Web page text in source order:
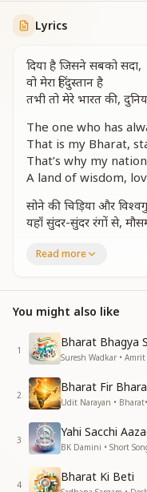
Lyrics
दिया है जिसने सबको सदा,
वो मेरा हिंदुस्तान है
तभी तो मेरे भारत की,
The one who has
That is my Bharat,
That’s why my
A land of wisdom,
सोने की चिड़िया और
यहाँ सुंदर-सुंदर रंगों से,
Known as the
चेहरे पर सबके दिखती, एक
तभी तो मेरे भारत की,
Every face here
With love and joy,
That’s why my
A land of wisdom,
हर मजहब है मेरे भारत में,
यहाँ मात-पिता को दिल
Read more
You might also like
1
Bharat Bhagya
Suresh Wadkar •
2
Bharat Fir
Udit Narayan • Bharat•
3
Yahi Sacchi
BK Damini • Short
4
Bharat Ki Beti